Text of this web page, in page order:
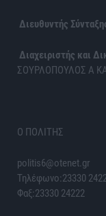
Διευθυντής
Διαχειριστής και
ΣΟΥΡΛΟΠΟΥΛΟΣ Α
Ο ΠΟΛΙΤΗΣ
politis6@otenet.gr
Τηλέφωνο:23330
Φαξ:23330 24222